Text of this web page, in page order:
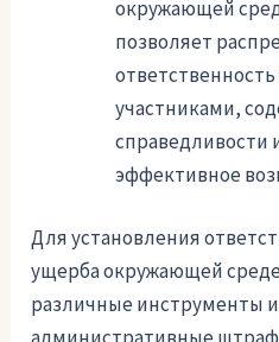
окружающей
позволяет
участниками,
справедливости
эффективное
Для установления
ущерба окружающей
различные инструменты